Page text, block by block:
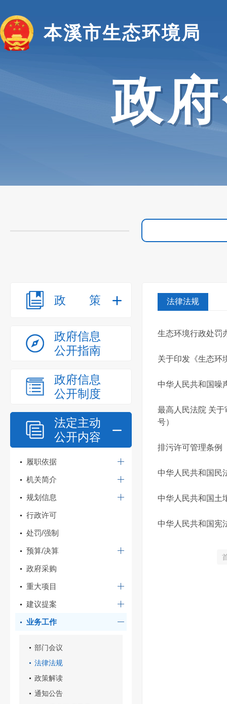
本溪市生态环境局
政
政策
政府信息
公开指南
政府信息
公开制度
法定主动
公开内容
履职依据
机关简介
规划信息
行政许可
处罚/强制
预算/决算
政府采购
重大项目
建议提案
业务工作
部门会议
法律法规
政策解读
通知公告
法律法规
生态环境行政处罚
关于印发《生态环
中华人民共和国噪
最高人民法院 关
号）
排污许可管理条例
中华人民共和国民
中华人民共和国土
中华人民共和国宪